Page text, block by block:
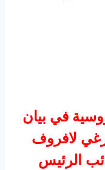
في بيان
لافروف
الرئيس